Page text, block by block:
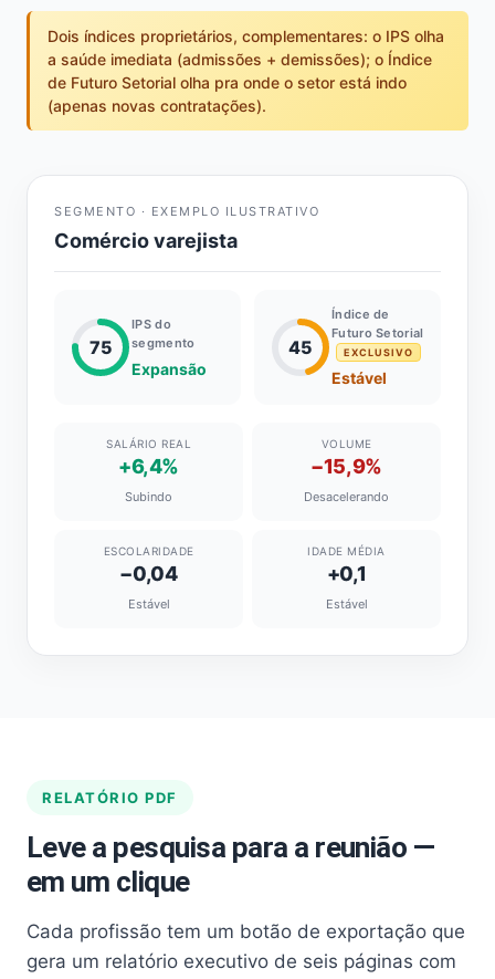
Dois índices proprietários, complementares: o IPS olha
a saúde imediata (admissões + demissões); o Índice
de Futuro Setorial olha pra onde o setor está indo
(apenas novas contratações).
SEGMENTO · EXEMPLO ILUSTRATIVO
Comércio varejista
75
IPS do
segmento
Expansão
45
Índice de
Futuro Setorial
EXCLUSIVO
Estável
SALÁRIO REAL
+6,4%
Subindo
VOLUME
−15,9%
Desacelerando
ESCOLARIDADE
−0,04
Estável
IDADE MÉDIA
+0,1
Estável
RELATÓRIO PDF
Leve a pesquisa para a reunião —
em um clique
Cada profissão tem um botão de exportação que
gera um relatório executivo de seis páginas com